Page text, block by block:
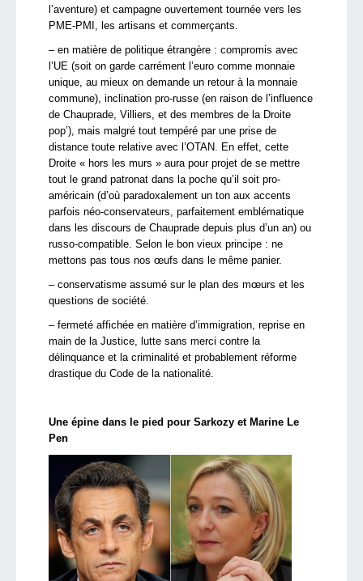
l’aventure) et campagne ouvertement tournée vers les
PME-PMI, les artisans et commerçants.
– en matière de politique étrangère : compromis avec
l’UE (soit on garde carrément l’euro comme monnaie
unique, au mieux on demande un retour à la monnaie
commune), inclination pro-russe (en raison de l’influence
de Chauprade, Villiers, et des membres de la Droite
pop’), mais malgré tout tempéré par une prise de
distance toute relative avec l’OTAN. En effet, cette
Droite « hors les murs » aura pour projet de se mettre
tout le grand patronat dans la poche qu’il soit pro-
américain (d’où paradoxalement un ton aux accents
parfois néo-conservateurs, parfaitement emblématique
dans les discours de Chauprade depuis plus d’un an) ou
russo-compatible. Selon le bon vieux principe : ne
mettons pas tous nos œufs dans le même panier.
– conservatisme assumé sur le plan des mœurs et les
questions de société.
– fermeté affichée en matière d’immigration, reprise en
main de la Justice, lutte sans merci contre la
délinquance et la criminalité et probablement réforme
drastique du Code de la nationalité.
Une épine dans le pied pour Sarkozy et Marine Le
Pen